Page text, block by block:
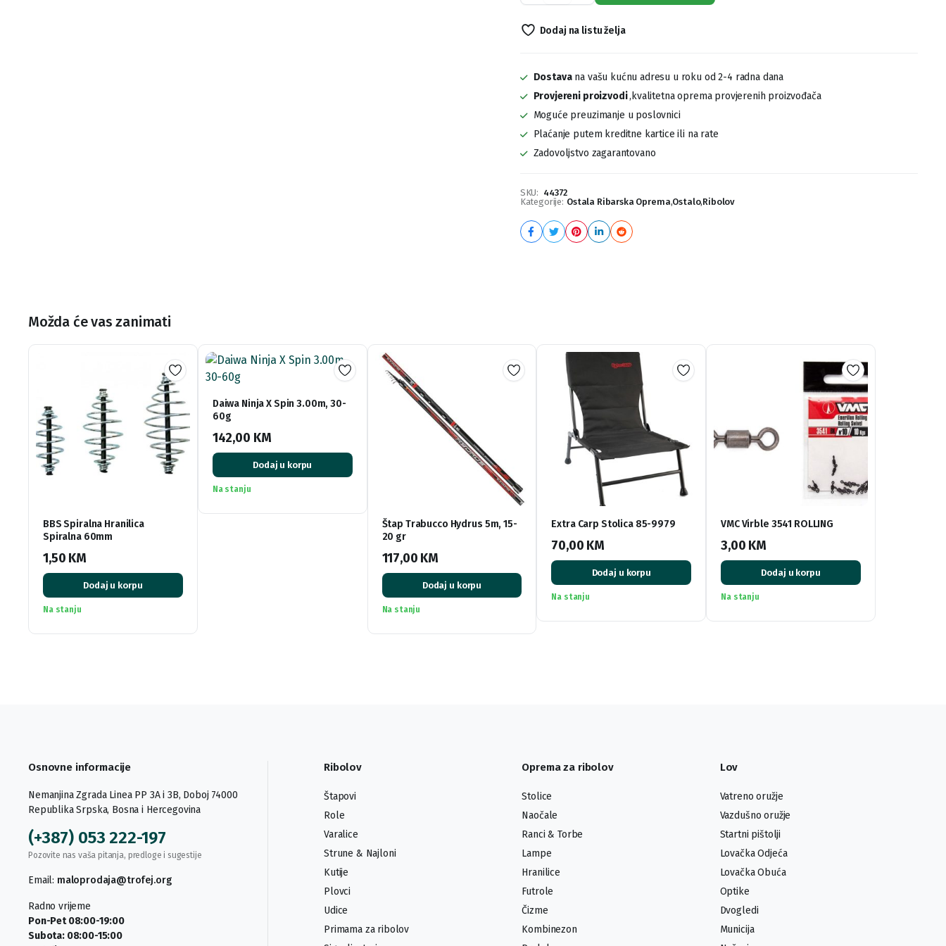
Predveze
quantity
Dodaj na listu želja
Dostavana vašu kućnu adresu u roku od 2-4 radna dana
Provjereni proizvodi,kvalitetna oprema provjerenih proizvođača
Moguće preuzimanje u poslovnici
Plaćanje putem kreditne kartice ili na rate
Zadovoljstvo zagarantovano
SKU: 44372
Kategorije: Ostala Ribarska Oprema,Ostalo,Ribolov
Možda će vas zanimati
BBS Spiralna Hranilica
Spiralna 60mm
1,50 KM
Dodaj u korpu
Na stanju
Daiwa Ninja X Spin 3.00m, 30-
60g
142,00 KM
Dodaj u korpu
Na stanju
Štap Trabucco Hydrus 5m, 15-
20 gr
117,00 KM
Dodaj u korpu
Na stanju
Extra Carp Stolica 85-9979
70,00 KM
Dodaj u korpu
Na stanju
VMC Virble 3541 ROLLING
3,00 KM
Dodaj u korpu
Na stanju
Osnovne informacije
Nemanjina Zgrada Linea PP 3A i 3B, Doboj 74000
Republika Srpska, Bosna i Hercegovina
(+387) 053 222-197
Pozovite nas vaša pitanja, predloge i sugestije
Email: maloprodaja@trofej.org
Radno vrijeme
Pon-Pet 08:00-19:00
Subota: 08:00-15:00
Ribolov
Štapovi
Role
Varalice
Strune & Najloni
Kutije
Plovci
Udice
Primama za ribolov
Oprema za ribolov
Stolice
Naočale
Ranci & Torbe
Lampe
Hranilice
Futrole
Čizme
Kombinezon
Lov
Vatreno oružje
Vazdušno oružje
Startni pištolji
Lovačka Odjeća
Lovačka Obuća
Optike
Dvogledi
Municija